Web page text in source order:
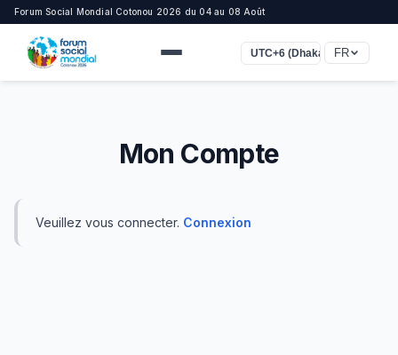
Forum Social Mondial Cotonou 2026 du 04 au 08 Août
UTC+6 (Dhaka) FR
Mon Compte
Veuillez vous connecter. Connexion